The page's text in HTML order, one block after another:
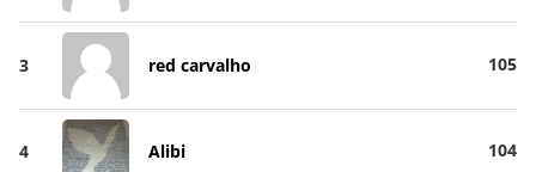
3 red carvalho 105
4 Alibi 104